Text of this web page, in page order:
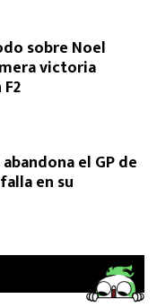
sobre Noel
victoria
el GP de
en su